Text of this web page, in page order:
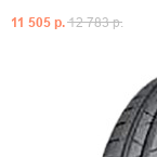
11 505 р. 12 783 р.